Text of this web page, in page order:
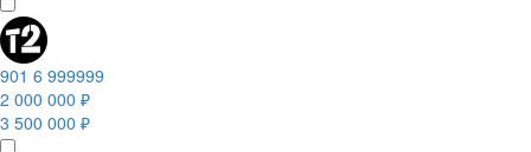
901 6 999999
2 000 000 ₽
3 500 000 ₽